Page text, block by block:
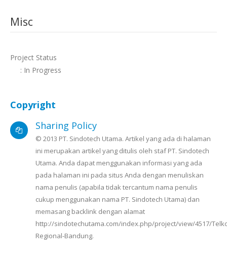
Misc
Project Status
: In Progress
Copyright
Sharing Policy
© 2013 PT. Sindotech Utama. Artikel yang ada di halaman
ini merupakan artikel yang ditulis oleh staf PT. Sindotech
Utama. Anda dapat menggunakan informasi yang ada
pada halaman ini pada situs Anda dengan menuliskan
nama penulis (apabila tidak tercantum nama penulis
cukup menggunakan nama PT. Sindotech Utama) dan
memasang backlink dengan alamat
http://sindotechutama.com/index.php/project/view/4517/
Regional-Bandung.